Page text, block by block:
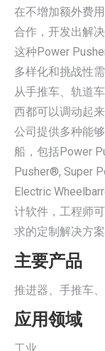
在不增加额外费
合作，开发出解
这种Power
多样化和挑战性
从手推车、轨道
西都可以调动起
公司提供多种能
船，包括Power
Pusher®, Super
Electric
计软件，工程师
求的定制解决方
主要产品
推进器、手推车
应用领域